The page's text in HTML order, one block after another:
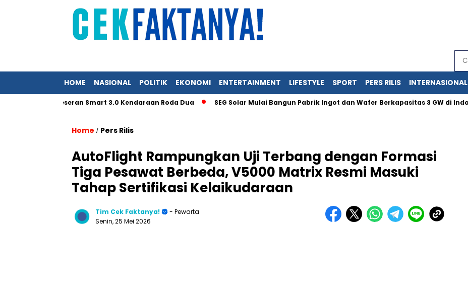
HOME NASIONAL POLITIK EKONOMI ENTERTAINMENT LIFESTYLE SPORT PERS RILIS INTERNASIONAL
Pergeseran Smart 3.0 Kendaraan Roda Dua SEG Solar Mulai Bangun Pabrik Ingot dan Wafer Berkapasitas 3 GW di Indonesia
Home / Pers Rilis
AutoFlight Rampungkan Uji Terbang dengan Formasi
Tiga Pesawat Berbeda, V5000 Matrix Resmi Masuki
Tahap Sertifikasi Kelaikudaraan
Tim Cek Faktanya!
- Pewarta
Senin, 25 Mei 2026